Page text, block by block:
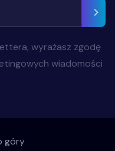
wyrażasz zgodę
wiadomości
góry